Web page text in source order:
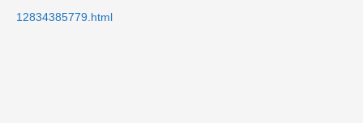
12834385779.html